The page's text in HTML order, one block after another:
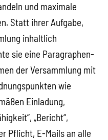
und maximale
Statt ihrer Aufgabe,
inhaltlich
sie eine Paragraphen-
der Versammlung mit
wie
Einladung,
„Bericht“,
Pflicht, E-Mails an alle